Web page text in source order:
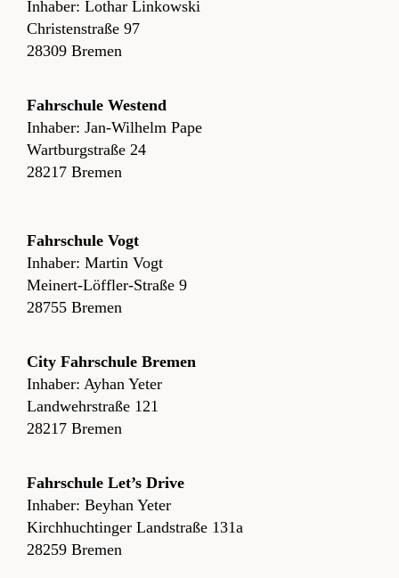
Inhaber: Lothar Linkowski
Christenstraße 97
28309 Bremen
Fahrschule Westend
Inhaber: Jan-Wilhelm Pape
Wartburgstraße 24
28217 Bremen
Fahrschule Vogt
Inhaber: Martin Vogt
Meinert-Löffler-Straße 9
28755 Bremen
City Fahrschule Bremen
Inhaber: Ayhan Yeter
Landwehrstraße 121
28217 Bremen
Fahrschule Let’s Drive
Inhaber: Beyhan Yeter
Kirchhuchtinger Landstraße 131a
28259 Bremen